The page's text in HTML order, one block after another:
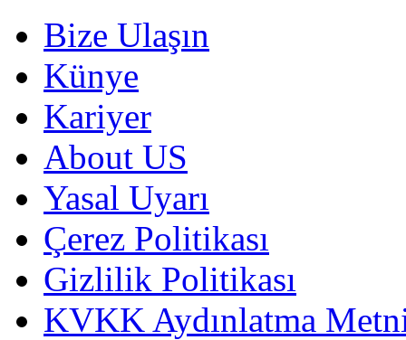
Bize Ulaşın
Künye
Kariyer
About US
Yasal Uyarı
Çerez Politikası
Gizlilik Politikası
KVKK Aydınlatma